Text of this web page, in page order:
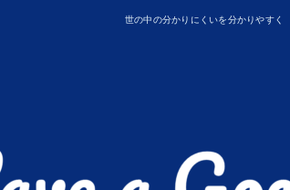
世の中の分かりにくいを分かりやすく